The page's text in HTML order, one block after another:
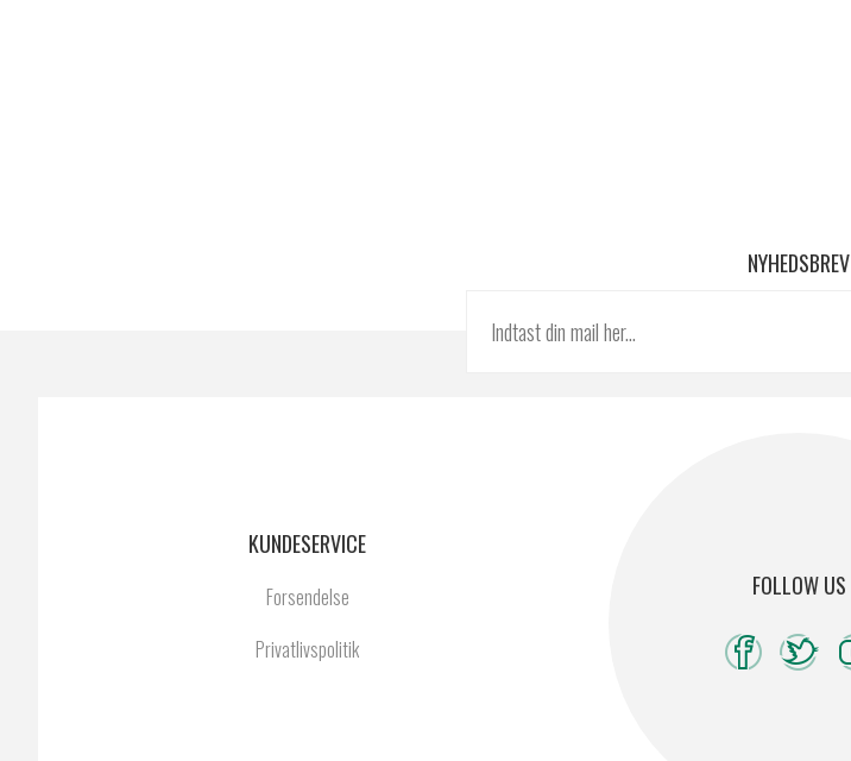
NYHEDSBREV
FOLLOW US
KUNDESERVICE
Forsendelse
Privatlivspolitik